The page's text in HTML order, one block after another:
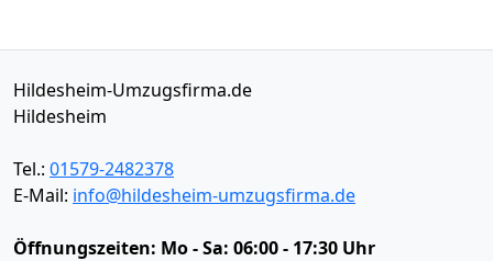
Hildesheim-Umzugsfirma.de
Hildesheim
Tel.: 01579-2482378
E-Mail: info@hildesheim-umzugsfirma.de
Öffnungszeiten: Mo - Sa: 06:00 - 17:30 Uhr